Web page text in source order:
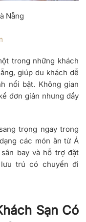
Nẵng
trong những khách
giúp du khách dễ
nổi bật. Không gian
đơn giản nhưng đầy
trọng ngay trong
các món ăn từ Á
bay và hỗ trợ đặt
trú có chuyến đi
Sạn Có